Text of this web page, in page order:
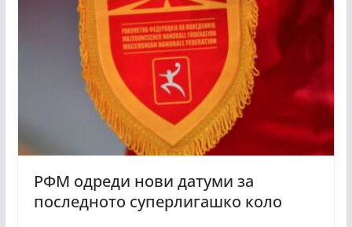
РФМ одреди нови датуми за
последното суперлигашко коло